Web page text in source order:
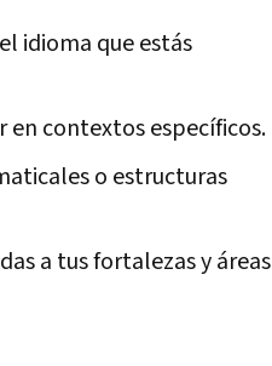
idioma que estás
en contextos específicos.
o estructuras
a tus fortalezas y áreas